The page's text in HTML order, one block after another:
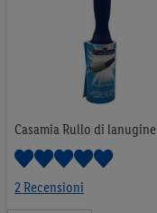
Casamia Rullo di lanugine
2 Recensioni